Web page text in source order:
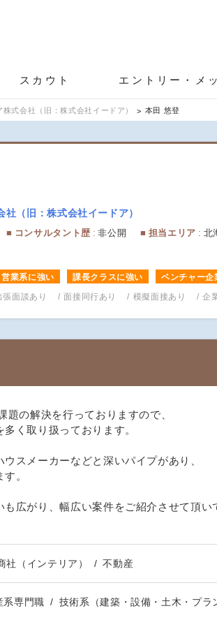
スカウト エントリー・メ
株式会社（旧：株式会社イードア） 本田 悠登
（旧：株式会社イードア）
コンサルタント歴 非公開 担当エリア
北
営業系に強い 課長クラスに強い
ベンチャー企
張面談あり 面接同行あり 模擬面接あり 企
の解決を行っておりますので、
く取り扱っております。
スメーカーなどと深いパイプがあり、
。
広がり、幅広い案件をご紹介させて頂い
社（インテリア） 不動産
系専門職
技術系（建築・設備・土木・プラ